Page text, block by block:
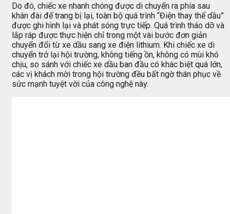
Do đó, chiếc xe nhanh chóng được di chuyển ra phía sau
khán đài để trang bị lại, toàn bộ quá trình “Điện thay thế dầu”
được ghi hình lại và phát sóng trực tiếp. Quá trình tháo dỡ và
lắp ráp được thực hiện chỉ trong một vài bước đơn giản
chuyển đổi từ xe dầu sang xe điện lithium. Khi chiếc xe di
chuyển trở lại hội trường, không tiếng ồn, không có mùi khó
chịu, so sánh với chiếc xe dầu ban đầu có khác biệt quá lớn,
các vị khách mời trong hội trường đều bất ngờ thán phục về
sức mạnh tuyệt vời của công nghệ này.